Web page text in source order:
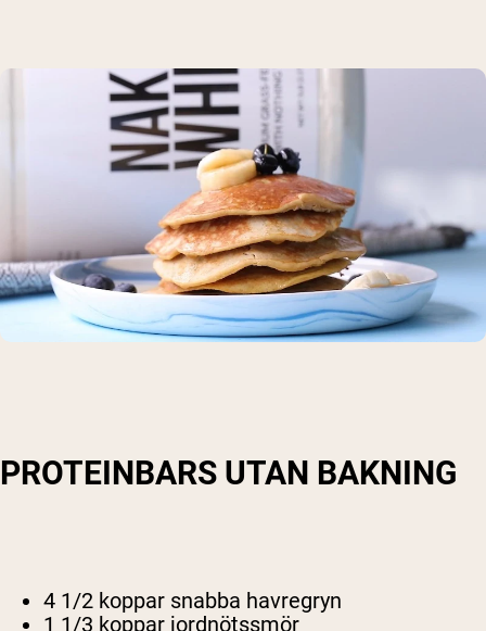
PROTEINBARS UTAN BAKNING
4 1/2 koppar snabba havregryn
1 1/3 koppar jordnötssmör